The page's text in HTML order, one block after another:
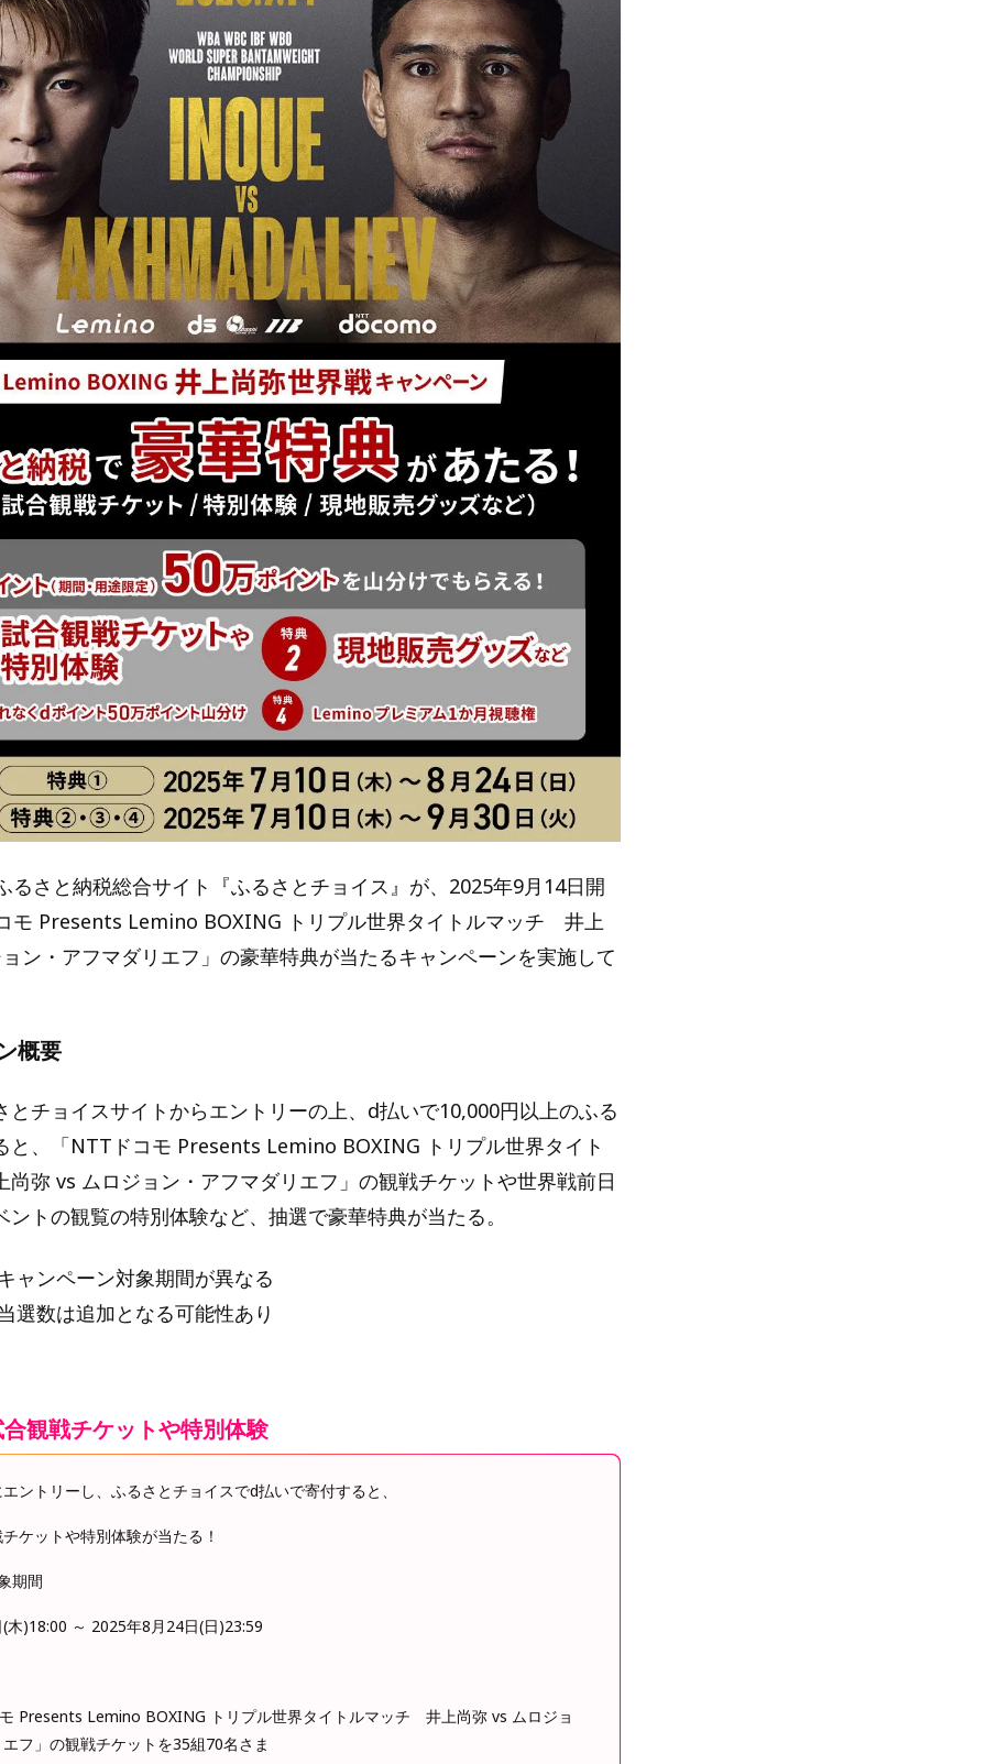
るさと納税総合サイト『ふるさとチョイス』が、2025年9月14日開
モ Presents Lemino BOXING トリプル世界タイトルマッチ 井上
ン・アフマダリエフ」の豪華特典が当たるキャンペーンを実施して
概要
とチョイスサイトからエントリーの上、d払いで10,000円以上のふる
と、「NTTドコモ Presents Lemino BOXING トリプル世界タイト
弥 vs ムロジョン・アフマダリエフ」の観戦チケットや世界戦前日
ントの観覧の特別体験など、抽選で豪華特典が当たる。
ャンペーン対象期間が異なる
選数は追加となる可能性あり
観戦チケットや特別体験
ントリーし、ふるさとチョイスでd払いで寄付すると、
ケットや特別体験が当たる！
期間
木)18:00 ～ 2025年8月24日(日)23:59
Presents Lemino BOXING トリプル世界タイトルマッチ 井上尚弥 vs ムロジョ
フ」の観戦チケットを35組70名さま